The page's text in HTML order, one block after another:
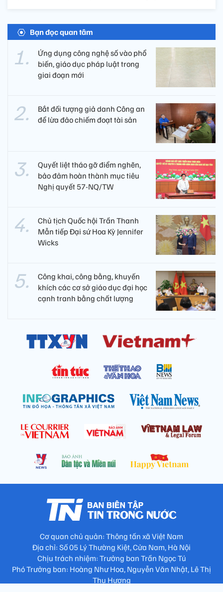
Bạn đọc quan tâm
Ứng dụng công nghệ số vào phổ
biến, giáo dục pháp luật trong
giai đoạn mới
Bắt đối tượng giả danh Công an
để lừa đảo chiếm đoạt tài sản
Quyết liệt tháo gỡ điểm nghẽn,
bảo đảm hoàn thành mục tiêu
Nghị quyết 57-NQ/TW
Chủ tịch Quốc hội Trần Thanh
Mẫn tiếp Đại sứ Hoa Kỳ Jennifer
Wicks
Công khai, công bằng, khuyến
khích các cơ sở giáo dục đại học
cạnh tranh bằng chất lượng​
Cơ quan chủ quản: Thông tấn xã Việt Nam
Địa chỉ: Số 05 Lý Thường Kiệt, Cửa Nam, Hà Nội
Chịu trách nhiệm: Trưởng ban Trần Ngọc Tú
Phó Trưởng ban: Hoàng Như Hoa, Nguyễn Văn Nhật, Lê Thị
Thu Hương